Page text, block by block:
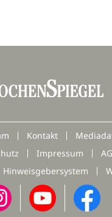
Kontakt
Impressum
Hinweisgebersystem